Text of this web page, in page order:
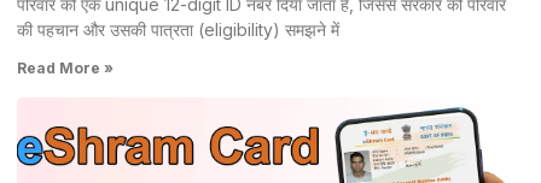
की पहचान और उसकी पात्रता (eligibility) समझने में
Read More »